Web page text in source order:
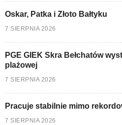
Oskar, Patka i Złoto Bałtyku
7 SIERPNIA 2026
PGE GIEK Skra Bełchatów
plażowej
7 SIERPNIA 2026
Pracuje stabilnie mimo
7 SIERPNIA 2026